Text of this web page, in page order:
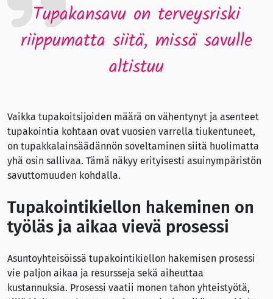
Tupakansavu on terveysriski
riippumatta siitä, missä savulle
altistuu
Vaikka tupakoitsijoiden määrä on vähentynyt ja asenteet
tupakointia kohtaan ovat vuosien varrella tiukentuneet,
on tupakkalainsäädännön soveltaminen siitä huolimatta
yhä osin sallivaa. Tämä näkyy erityisesti asuinympäristön
savuttomuuden kohdalla.
Tupakointikiellon hakeminen on
työläs ja aikaa vievä prosessi
Asuntoyhteisöissä tupakointikiellon hakemisen prosessi
vie paljon aikaa ja resursseja sekä aiheuttaa
kustannuksia. Prosessi vaatii monen tahon yhteistyötä,